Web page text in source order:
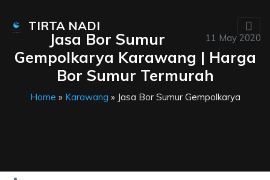
TIRTA NADI
11 May 2020
Jasa Bor Sumur
Gempolkarya Karawang | Harga
Bor Sumur Termurah
Home » Karawang » Jasa Bor Sumur Gempolkarya